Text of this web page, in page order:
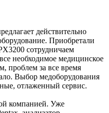
действительно
Приобретали
сотрудничаем
необходимое медицинское
проблем за все время
Выбор медоборудования
отлаженный сервис.
компанией. Уже